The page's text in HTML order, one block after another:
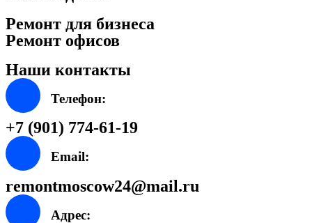
Ремонт для бизнеса
Ремонт офисов
Наши контакты
Телефон:
+7 (901) 774-61-19
Email:
remontmoscow24@mail.ru
Адрес: